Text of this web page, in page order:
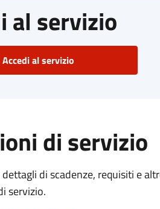
al servizio
Accedi al servizio
di servizio
dettagli di scadenze, requisiti e
servizio.